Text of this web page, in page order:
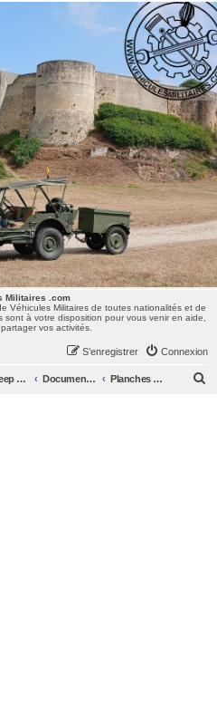
Véhicules Militaires de toutes nationalités et de
à votre disposition pour vous venir en aide,
Militaires .com
Véhicules Militaires de toutes nationalités et de
à votre disposition pour vous venir en aide,
vos activités.
Connexion
S’enregistrer
Les Jeep Willys MB, Ford GPW, Hotchkiss M201, CJ/M38/MUTT, ... Documentations Planches originales de la Jeep Ford GP / GPW